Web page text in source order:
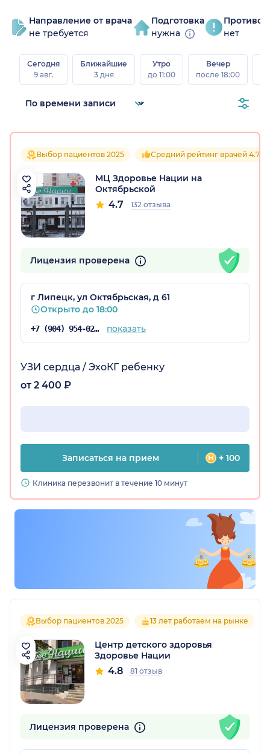
Направление от врача
не требуется
Подготовка
нужна
нет
Сегодня
9 авг.
Ближайшие
3 дня
Утро
до 11:00
Вечер
после 18:00
Выбор пациентов 2025 Средний рейтинг врачей 4.7
МЦ Здоровье Нации на
Октябрьской
4.7 132 отзыва
Лицензия проверена
г Липецк, ул Октябрьская, д 61
Открыто до 18:00
+7 (904) 954-02-49 показать
УЗИ сердца / ЭхоКГ ребенку
от 2 400 ₽
Записаться на прием + 100
Клиника перезвонит в течение 10 минут
Выбор пациентов 2025 13 лет работаем на рынке
Центр детского здоровья
Здоровье Нации
4.8 81 отзыв
Лицензия проверена